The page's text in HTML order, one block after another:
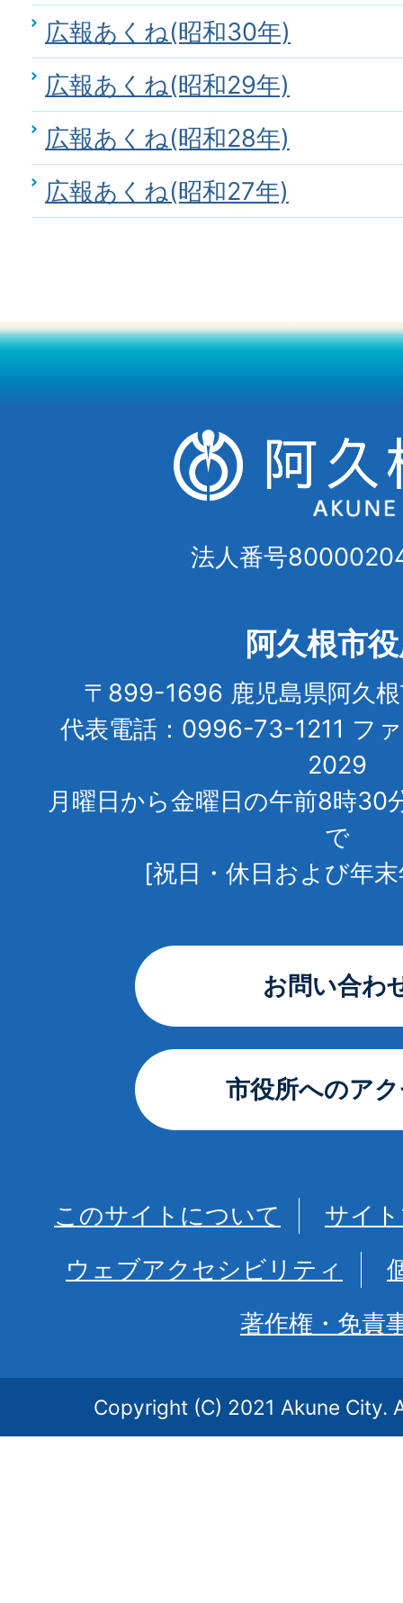
広報あくね(昭和30年)
広報あくね(昭和29年)
広報あくね(昭和28年)
広報あくね(昭和27年)
法人番号
阿久根市
〒899-1696 鹿児島県阿久
代表電話：0996-73-1211 フ
2029
月曜日から金曜日の午前8時30
で
[祝日・休日および年
お問い合わ
市役所へのア
このサイトについて
サイ
ウェブアクセシビリティ
著作権・免責
Copyright (C) 2021 Akune City.